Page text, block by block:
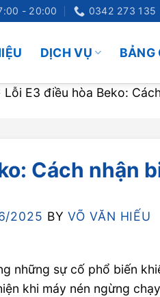
- 20:00 0342 273 135
DỊCH VỤ BẢNG
Lỗi E3 điều hòa Beko:
Cách nhận
2025 BYVÕ VĂN HIẾU
những sự cố phổ biến
khi máy nén ngừng